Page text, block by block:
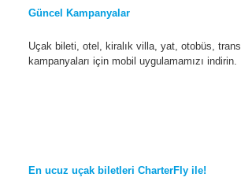
Güncel Kampanyalar
Uçak bileti, otel, kiralık villa, yat, otobüs,
kampanyaları için mobil uygulamamızı indirin.
En ucuz uçak biletleri CharterFly ile!